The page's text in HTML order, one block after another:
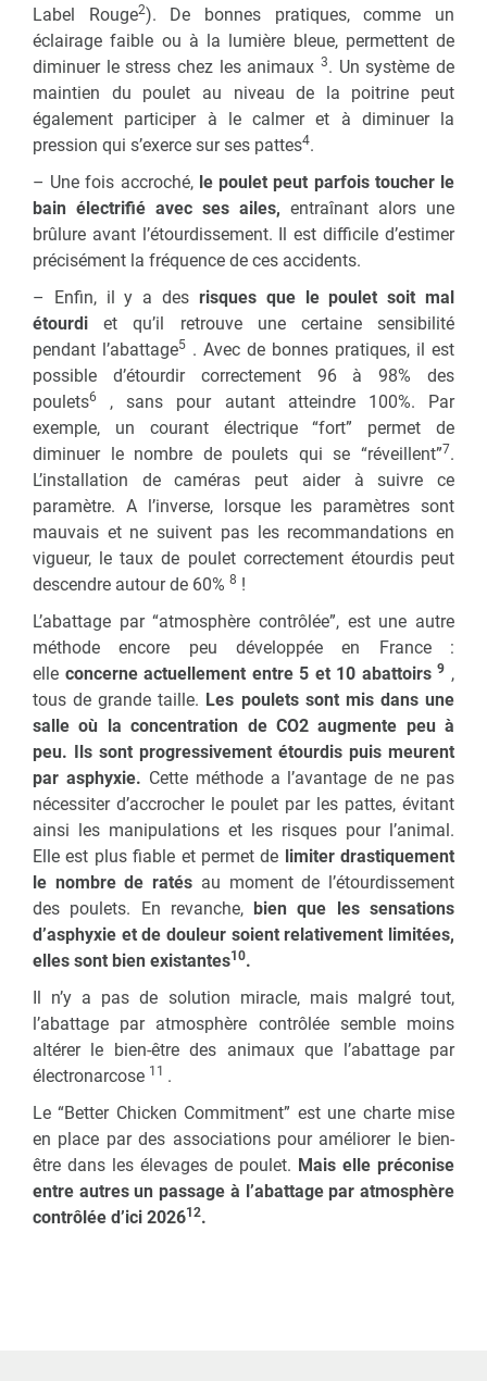
Label Rouge2). De bonnes pratiques, comme un
éclairage faible ou à la lumière bleue, permettent de
diminuer le stress chez les animaux 3. Un système de
maintien du poulet au niveau de la poitrine peut
également participer à le calmer et à diminuer la
pression qui s’exerce sur ses pattes4.
– Une fois accroché, le poulet peut parfois toucher le
bain électrifié avec ses ailes, entraînant alors une
brûlure avant l’étourdissement. Il est difficile d’estimer
précisément la fréquence de ces accidents.
– Enfin, il y a des risques que le poulet soit mal
étourdi et qu’il retrouve une certaine sensibilité
pendant l’abattage5 . Avec de bonnes pratiques, il est
possible d’étourdir correctement 96 à 98% des
poulets6
, sans pour autant atteindre 100%. Par
exemple, un courant électrique “fort” permet de
diminuer le nombre de poulets qui se “réveillent”7.
L’installation de caméras peut aider à suivre ce
paramètre. A l’inverse, lorsque les paramètres sont
mauvais et ne suivent pas les recommandations en
vigueur, le taux de poulet correctement étourdis peut
descendre autour de 60% 8 !
L’abattage par “atmosphère contrôlée”, est une autre
méthode encore peu développée en France :
elle concerne actuellement entre 5 et 10 abattoirs9 ,
tous de grande taille. Les poulets sont mis dans une
salle où la concentration de CO2 augmente peu à
peu. Ils sont progressivement étourdis puis meurent
par asphyxie. Cette méthode a l’avantage de ne pas
nécessiter d’accrocher le poulet par les pattes, évitant
ainsi les manipulations et les risques pour l’animal.
Elle est plus fiable et permet de limiter drastiquement
le nombre de ratés au moment de l’étourdissement
des poulets. En revanche,bien que les sensations
d’asphyxie et de douleur soient relativement limitées,
elles sont bien existantes10.
Il n’y a pas de solution miracle, mais malgré tout,
l’abattage par atmosphère contrôlée semble moins
altérer le bien-être des animaux que l’abattage par
électronarcose 11 .
Le “Better Chicken Commitment” est une charte mise
en place par des associations pour améliorer le bien-
être dans les élevages de poulet. Mais elle préconise
entre autres un passage à l’abattage par atmosphère
contrôlée d’ici 202612.